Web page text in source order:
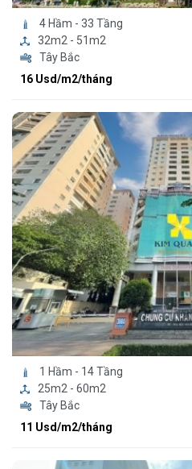
4 Hầm - 33 Tầng
32m2 - 51m2
Tây Bắc
16 Usd/m2/tháng
1 Hầm - 14 Tầng
25m2 - 60m2
Tây Bắc
11 Usd/m2/tháng